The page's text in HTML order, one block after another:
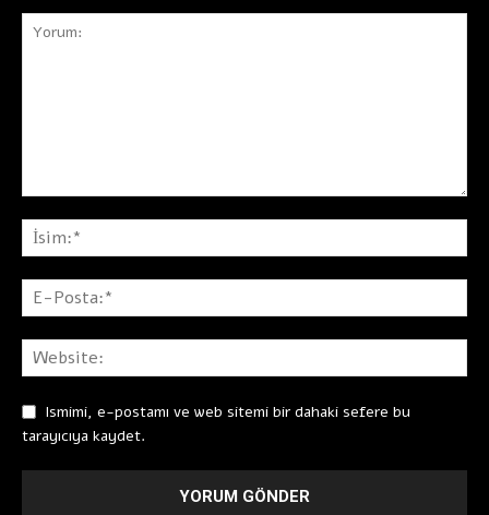
Ismimi, e-postamı ve web sitemi bir dahaki sefere bu
tarayıcıya kaydet.